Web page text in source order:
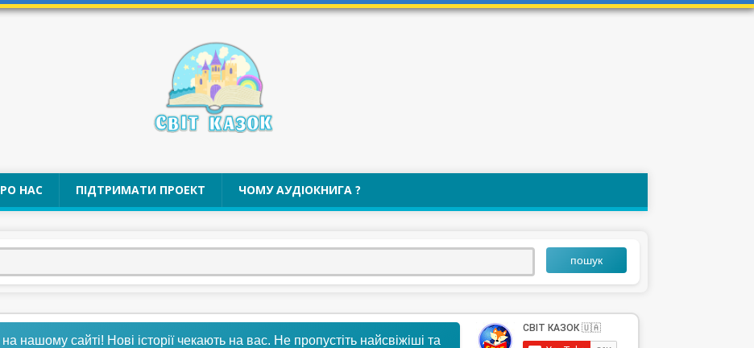
НАС ПІДТРИМАТИ ПРОЕКТ ЧОМУ АУДІОКНИГА ?
пошук
сайті! Нові історії чекають на вас. Не пропустіть найсвіжіші та